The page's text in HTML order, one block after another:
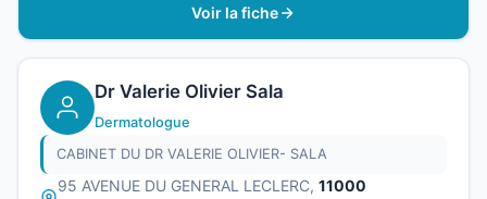
Voir la fiche
Dr Valerie Olivier Sala
Dermatologue
CABINET DU DR VALERIE OLIVIER- SALA
95 AVENUE DU GENERAL LECLERC, 11000